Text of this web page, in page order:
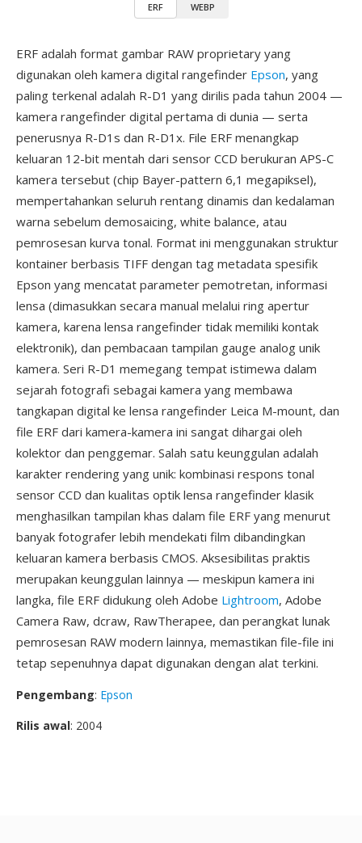
ERF WEBP
ERF adalah format gambar RAW proprietary yang
digunakan oleh kamera digital rangefinder Epson, yang
paling terkenal adalah R-D1 yang dirilis pada tahun 2004 —
kamera rangefinder digital pertama di dunia — serta
penerusnya R-D1s dan R-D1x. File ERF menangkap
keluaran 12-bit mentah dari sensor CCD berukuran APS-C
kamera tersebut (chip Bayer-pattern 6,1 megapiksel),
mempertahankan seluruh rentang dinamis dan kedalaman
warna sebelum demosaicing, white balance, atau
pemrosesan kurva tonal. Format ini menggunakan struktur
kontainer berbasis TIFF dengan tag metadata spesifik
Epson yang mencatat parameter pemotretan, informasi
lensa (dimasukkan secara manual melalui ring apertur
kamera, karena lensa rangefinder tidak memiliki kontak
elektronik), dan pembacaan tampilan gauge analog unik
kamera. Seri R-D1 memegang tempat istimewa dalam
sejarah fotografi sebagai kamera yang membawa
tangkapan digital ke lensa rangefinder Leica M-mount, dan
file ERF dari kamera-kamera ini sangat dihargai oleh
kolektor dan penggemar. Salah satu keunggulan adalah
karakter rendering yang unik: kombinasi respons tonal
sensor CCD dan kualitas optik lensa rangefinder klasik
menghasilkan tampilan khas dalam file ERF yang menurut
banyak fotografer lebih mendekati film dibandingkan
keluaran kamera berbasis CMOS. Aksesibilitas praktis
merupakan keunggulan lainnya — meskipun kamera ini
langka, file ERF didukung oleh Adobe Lightroom, Adobe
Camera Raw, dcraw, RawTherapee, dan perangkat lunak
pemrosesan RAW modern lainnya, memastikan file-file ini
tetap sepenuhnya dapat digunakan dengan alat terkini.
Pengembang: Epson
Rilis awal: 2004